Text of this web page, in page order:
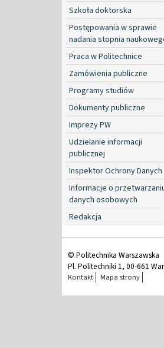
Szkoła doktorska
Postępowania w sprawie
nadania stopnia
Praca w Politechnice
Zamówienia publiczne
Programy studiów
Dokumenty publiczne
Imprezy PW
Udzielanie informacji
publicznej
Inspektor Ochrony Danych
Informacje o
danych osobowych
Redakcja
© Politechnika Warszawska
Pl. Politechniki 1, 00-661
Kontakt Mapa strony